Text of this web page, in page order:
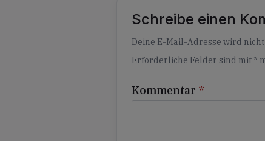
Schreibe einen
Deine E-Mail-Adresse wird
Erforderliche Felder sind mit *
Kommentar *
Alternative: